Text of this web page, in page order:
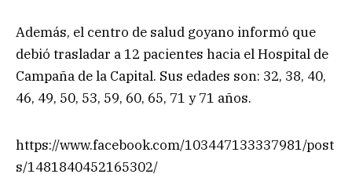
Además, el centro de salud goyano informó que
debió trasladar a 12 pacientes hacia el Hospital de
Campaña de la Capital. Sus edades son: 32, 38, 40,
46, 49, 50, 53, 59, 60, 65, 71 y 71 años.
https://www.facebook.com/103447133337981/post
s/1481840452165302/